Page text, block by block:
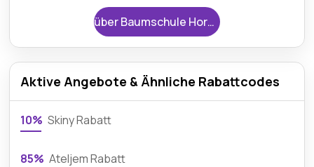
über Baumschule Horstmann
Aktive Angebote & Ähnliche Rabattcodes
10% Skiny Rabatt
85% Ateljem Rabatt